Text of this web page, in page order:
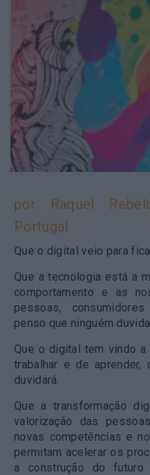
por Raquel
Portugal
Que o digital veio para
Que a tecnologia está a
comportamento e as
pessoas,
penso que ninguém duvida.
Que o digital tem vindo a
trabalhar e de aprender,
duvidará.
Que a transformação
valorização das
novas competências e
permitam acelerar os
a construção do futuro